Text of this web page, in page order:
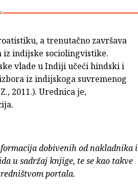
a trenutačno završava
indijske sociolingvistike.
vlade u Indiji učeći hindski i
iz indijskoga suvremenog
2011.). Urednica je,
dobivenih od nakladnika i
u sadržaj knjige, te se kao takve
portala.